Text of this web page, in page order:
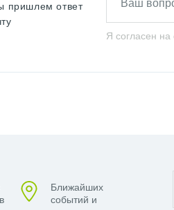
пришлем ответ
Я согласен на
Ближайших
событий и